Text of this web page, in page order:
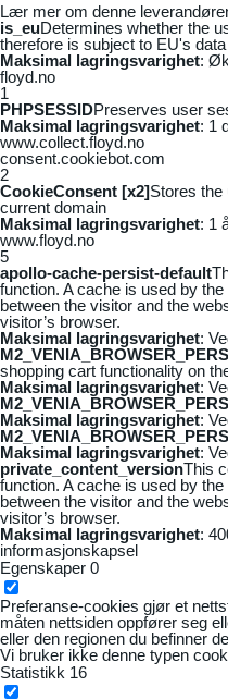
Lær mer om denne
is_euDetermines whether the
therefore is subject to EU's
Maksimal lagringsvarighet:
floyd.no
1
PHPSESSIDPreserves user
Maksimal lagringsvarighet: 1
www.collect.floyd.no
consent.cookiebot.com
2
CookieConsent [x2]Stores
current domain
Maksimal lagringsvarighet: 1
www.floyd.no
5
apollo-cache-persist-default
function. A cache is used by
between the visitor and the
visitor’s browser.
Maksimal lagringsvarighet:
shopping cart functionality on
Maksimal lagringsvarighet:
Maksimal lagringsvarighet:
Maksimal lagringsvarighet:
private_content_versionThis
function. A cache is used by
between the visitor and the
visitor’s browser.
Maksimal lagringsvarighet:
informasjonskapsel
Egenskaper 0
Preferanse-cookies gjør et
måten nettsiden oppfører seg
eller den regionen du befinner
Vi bruker ikke denne typen
Statistikk 16